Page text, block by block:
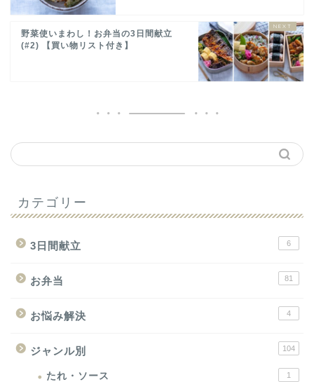
野菜使いまわし！お弁当の3日間献立
(#2) 【買い物リスト付き】
カテゴリー
3日間献立 6
お弁当 81
お悩み解決 4
ジャンル別 104
たれ・ソース 1